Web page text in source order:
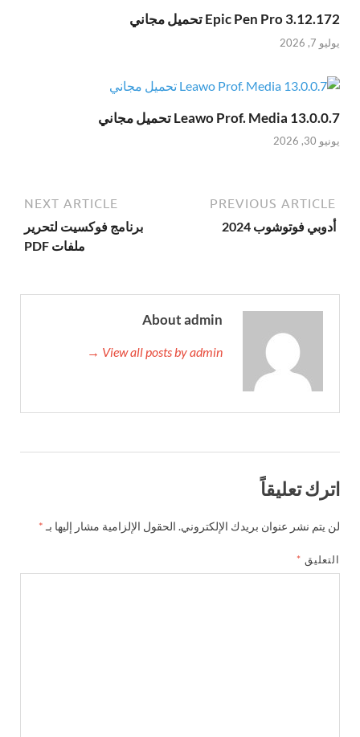
Epic Pen Pro 3.12.172 تحميل مجاني
يوليو 7, 2026
Leawo Prof. Media 13.0.0.7 تحميل مجاني
يونيو 30, 2026
PREVIOUS ARTICLE
أدوبي فوتوشوب 2024
NEXT ARTICLE
برنامج فوكسيت لتحرير
ملفات PDF
About admin
View all posts by admin →
اترك تعليقاً
لن يتم نشر عنوان بريدك الإلكتروني. الحقول الإلزامية مشار إليها بـ *
التعليق *